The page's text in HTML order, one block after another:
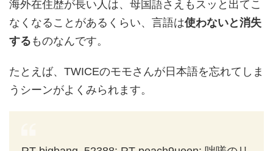
海外在住歴が長い人は、母国語さえもスッと出てこ
なくなることがあるくらい、言語は使わないと消失
する ものなんです。
たとえば、TWICEのモモさんが日本語を忘れてしま
うシーンがよくみられます。